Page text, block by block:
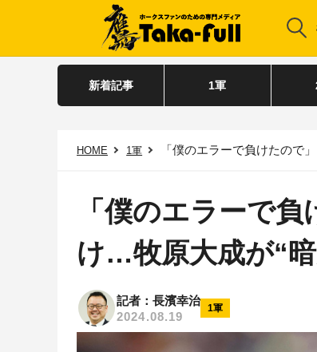
新着記事 1軍
HOME 1軍 「僕のエラーで負けたので
「僕のエラーで
け…牧原大成が“
記者：長濱幸治
2024.08.19
1軍